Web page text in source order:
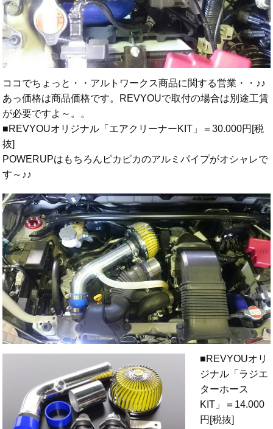
ココでちょっと・・アルトワークス商品に関する営業・・♪♪
あっ価格は商品価格です。REVYOUで取付の場合は別途工賃
が必要ですよ～。。
■REVYOUオリジナル「エアクリーナーKIT」＝30.000円[税
抜]
POWERUPはもちろんピカピカのアルミパイプがオシャレで
す～♪♪
■REVYOUオリ
ジナル「ラジエ
ターホース
KIT」＝14.000
円[税抜]